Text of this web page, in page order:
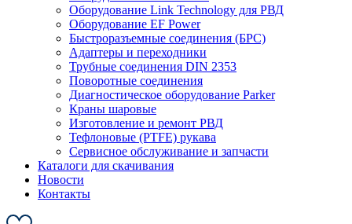
Оборудование Link Technology для РВД
Оборудование EF Power
Быстроразъемные соединения (БРС)
Адаптеры и переходники
Трубные соединения DIN 2353
Поворотные соединения
Диагностическое оборудование Parker
Краны шаровые
Изготовление и ремонт РВД
Тефлоновые (PTFE) рукава
Сервисное обслуживание и запчасти
Каталоги для скачивания
Новости
Контакты